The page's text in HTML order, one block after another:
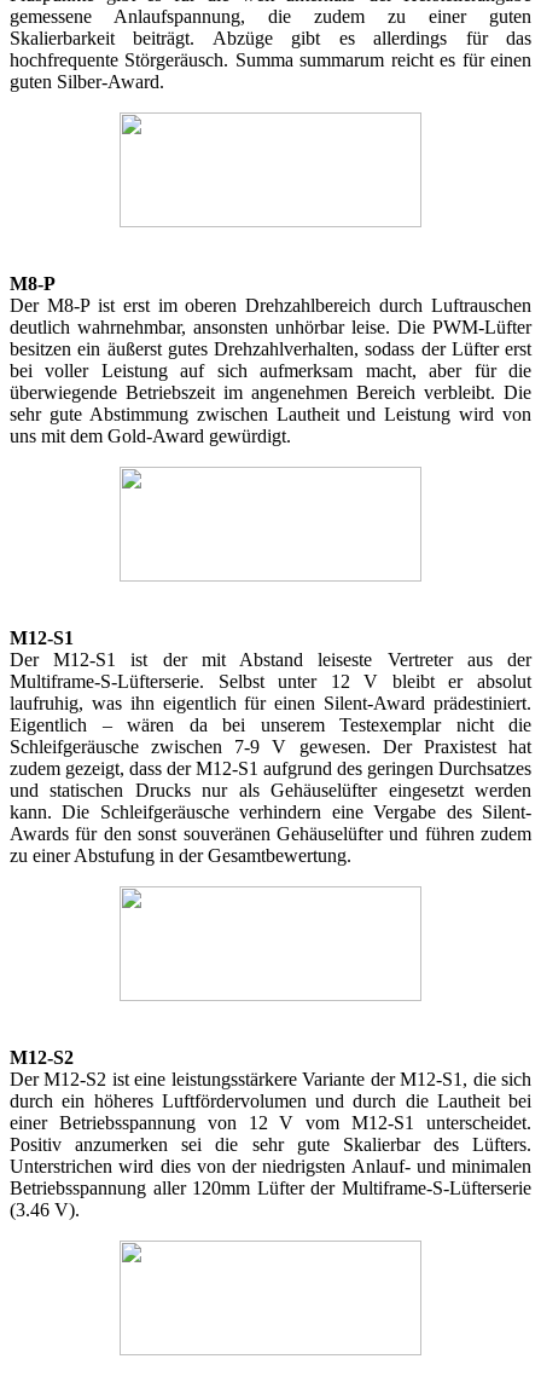
gemessene Anlaufspannung, die zudem zu einer guten
Skalierbarkeit beiträgt. Abzüge gibt es allerdings für das
hochfrequente Störgeräusch. Summa summarum reicht es für einen
guten Silber-Award.
M8-P
Der M8-P ist erst im oberen Drehzahlbereich durch Luftrauschen
deutlich wahrnehmbar, ansonsten unhörbar leise. Die PWM-Lüfter
besitzen ein äußerst gutes Drehzahlverhalten, sodass der Lüfter erst
bei voller Leistung auf sich aufmerksam macht, aber für die
überwiegende Betriebszeit im angenehmen Bereich verbleibt. Die
sehr gute Abstimmung zwischen Lautheit und Leistung wird von
uns mit dem Gold-Award gewürdigt.
M12-S1
Der M12-S1 ist der mit Abstand leiseste Vertreter aus der
Multiframe-S-Lüfterserie. Selbst unter 12 V bleibt er absolut
laufruhig, was ihn eigentlich für einen Silent-Award prädestiniert.
Eigentlich – wären da bei unserem Testexemplar nicht die
Schleifgeräusche zwischen 7-9 V gewesen. Der Praxistest hat
zudem gezeigt, dass der M12-S1 aufgrund des geringen Durchsatzes
und statischen Drucks nur als Gehäuselüfter eingesetzt werden
kann. Die Schleifgeräusche verhindern eine Vergabe des Silent-
Awards für den sonst souveränen Gehäuselüfter und führen zudem
zu einer Abstufung in der Gesamtbewertung.
M12-S2
Der M12-S2 ist eine leistungsstärkere Variante der M12-S1, die sich
durch ein höheres Luftfördervolumen und durch die Lautheit bei
einer Betriebsspannung von 12 V vom M12-S1 unterscheidet.
Positiv anzumerken sei die sehr gute Skalierbar des Lüfters.
Unterstrichen wird dies von der niedrigsten Anlauf- und minimalen
Betriebsspannung aller 120mm Lüfter der Multiframe-S-Lüfterserie
(3.46 V).